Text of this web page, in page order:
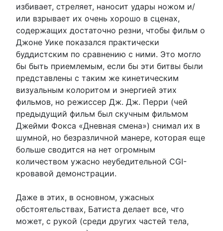
избивает, стреляет, наносит удары ножом и/
или взрывает их очень хорошо в сценах,
содержащих достаточно резни, чтобы фильм о
Джоне Уике показался практически
буддистским по сравнению с ними. Это могло
бы быть приемлемым, если бы эти битвы были
представлены с таким же кинетическим
визуальным колоритом и энергией этих
фильмов, но режиссер Дж. Дж. Перри (чей
предыдущий фильм был скучным фильмом
Джейми Фокса «Дневная смена») снимал их в
шумной, но безразличной манере, которая еще
больше сводится на нет огромным
количеством ужасно неубедительной CGI-
кровавой демонстрации.
Даже в этих, в основном, ужасных
обстоятельствах, Батиста делает все, что
может, с рукой (среди других частей тела,